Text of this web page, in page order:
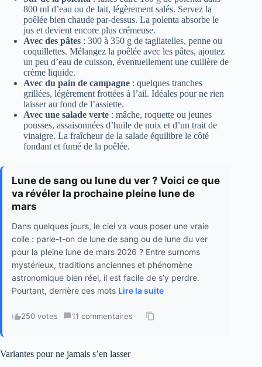
800 ml d’eau ou de lait, légèrement salés. Servez la
poêlée bien chaude par-dessus. La polenta absorbe le
jus et devient encore plus crémeuse.
Avec des pâtes : 300 à 350 g de tagliatelles, penne ou
coquillettes. Mélangez la poêlée avec les pâtes, ajoutez
un peu d’eau de cuisson, éventuellement une cuillère de
crème liquide.
Avec du pain de campagne : quelques tranches
grillées, légèrement frottées à l’ail. Idéales pour ne rien
laisser au fond de l’assiette.
Avec une salade verte : mâche, roquette ou jeunes
pousses, assaisonnées d’huile de noix et d’un trait de
vinaigre. La fraîcheur de la salade équilibre le côté
fondant et fumé de la poêlée.
Lune de sang ou lune du ver ? Voici ce que
va révéler la prochaine pleine lune de
mars
Dans quelques jours, le ciel va vous poser une vraie
colle : parle-t-on de lune de sang ou de lune du ver
pour la pleine lune de mars 2026 ? Entre surnoms
mystérieux, traditions anciennes et phénomène
astronomique bien réel, il est facile de s’y perdre.
Pourtant, derrière ces mots Lire la suite
250 votes · 11 commentaires ·
Variantes pour ne jamais s’en lasser